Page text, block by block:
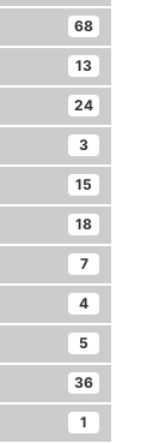
68
13
24
3
15
18
7
4
5
36
1